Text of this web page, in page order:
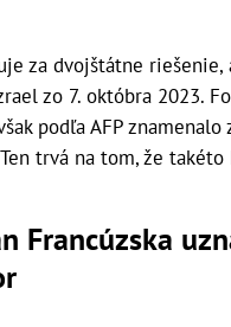
za dvojštátne
zo 7. októbra 2023.
podľa AFP
trvá na tom, že
Francúzska